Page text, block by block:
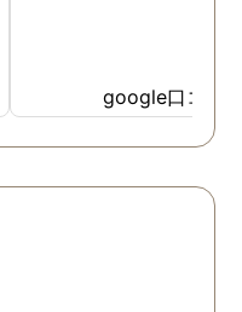
google口コミ